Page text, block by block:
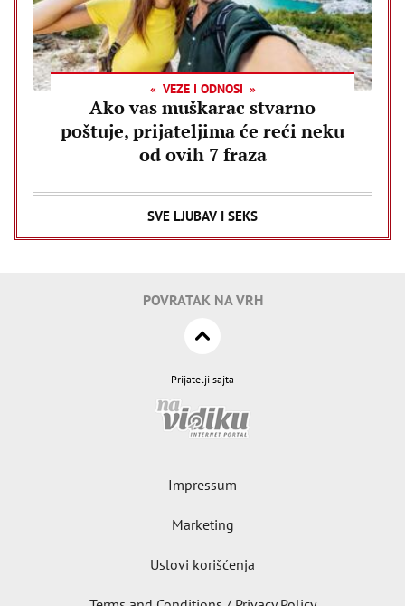
VEZE I ODNOSI
Ako vas muškarac stvarno
poštuje, prijateljima će reći neku
od ovih 7 fraza
SVE LJUBAV I SEKS
POVRATAK NA VRH
Prijatelji sajta
Impressum
Marketing
Uslovi korišćenja